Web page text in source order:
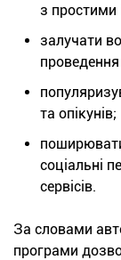
з простими
залучати
проведення
та опікунів;
соціальні
сервісів.
За словами
програми